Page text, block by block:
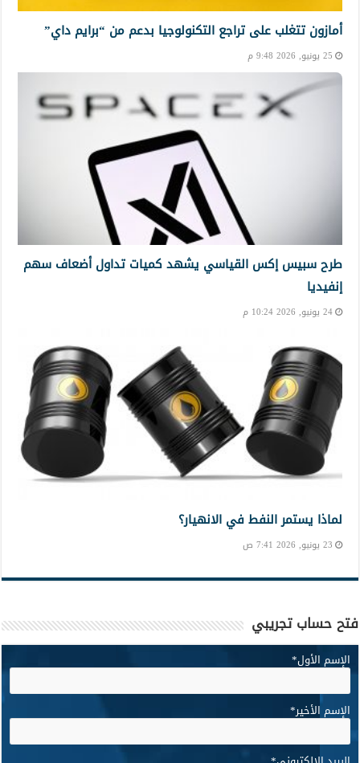
أمازون تتغلب على تراجع التكنولوجيا بدعم من “برايم داي”
25 يونيو, 2026 9:48 م
طرح سبيس إكس القياسي يشهد كميات تداول أضعاف سهم
إنفيديا
24 يونيو, 2026 10:24 م
لماذا يستمر النفط في الانهيار؟
23 يونيو, 2026 7:41 ص
فتح حساب تجريبي
الإسم الأول*
الإسم الأخير*